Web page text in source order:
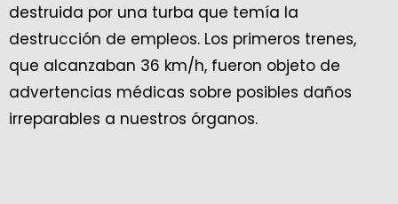
destruida por una turba que temía la
destrucción de empleos. Los primeros trenes,
que alcanzaban 36 km/h, fueron objeto de
advertencias médicas sobre posibles daños
irreparables a nuestros órganos.